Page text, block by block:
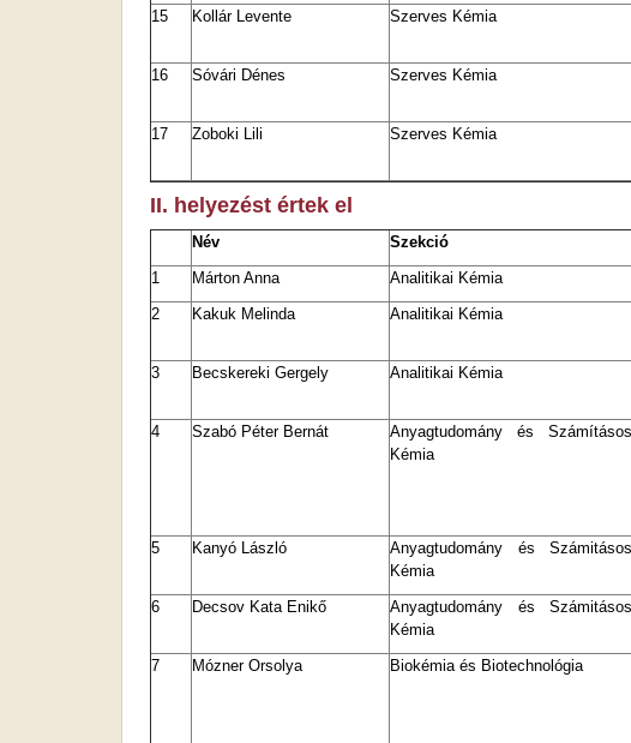
15
Kollár Levente Szerves Kémia
16
Sóvári Dénes Szerves Kémia
17
Zoboki Lili Szerves Kémia
II. helyezést értek el
Név Szekció
1
Márton Anna Analitikai Kémia
2
Kakuk Melinda Analitikai Kémia
3
Becskereki Gergely Analitikai Kémia
4
Szabó Péter Bernát
Anyagtudomány és Számításos
Kémia
5
Kanyó László
Anyagtudomány és Számitásos
Kémia
6
Decsov Kata Enikő
Anyagtudomány és Számitásos
Kémia
7
Mózner Orsolya Biokémia és Biotechnológia